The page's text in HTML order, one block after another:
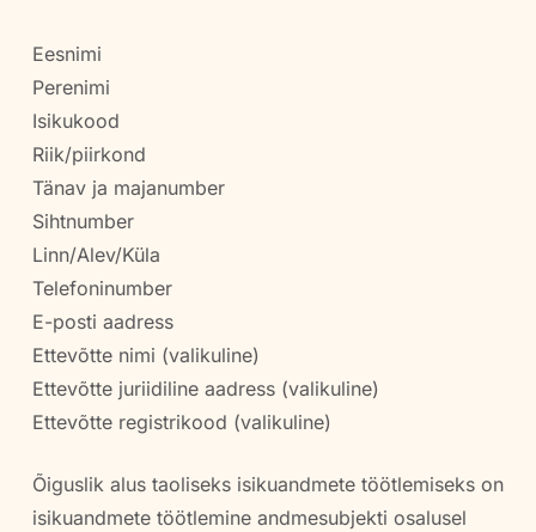
Eesnimi
Perenimi
Isikukood
Riik/piirkond
Tänav ja majanumber
Sihtnumber
Linn/Alev/Küla
Telefoninumber
E-posti aadress
Ettevõtte nimi (valikuline)
Ettevõtte juriidiline aadress (valikuline)
Ettevõtte registrikood (valikuline)
Õiguslik alus taoliseks isikuandmete töötlemiseks on
isikuandmete töötlemine andmesubjekti osalusel